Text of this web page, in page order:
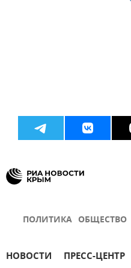
ПОЛИТИКА ОБЩЕСТВО
НОВОСТИ ПРЕСС-ЦЕНТР